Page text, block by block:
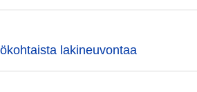
lakineuvontaa